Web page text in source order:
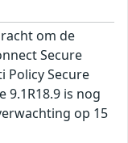
om de
Secure
Policy Secure
9.1R18.9 is nog
op 15